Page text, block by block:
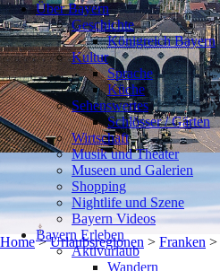
Home>Urlaubsregionen > Franken >
Über Bayern
Geschichte
Königreich Bayern
Kultur
Sprache
Küche
Sehenswertes
Schlösser / Gärten
Wirtschaft
Musik und Theater
Museen und Galerien
Shopping
Nightlife und Szene
Bayern Videos
Bayern Erleben
Aktivurlaub
Wandern